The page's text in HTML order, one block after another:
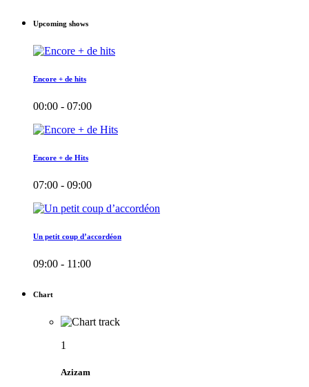
Upcoming shows
Encore + de hits
00:00 - 07:00
Encore + de Hits
07:00 - 09:00
Un petit coup d’accordéon
09:00 - 11:00
Chart
1
Azizam